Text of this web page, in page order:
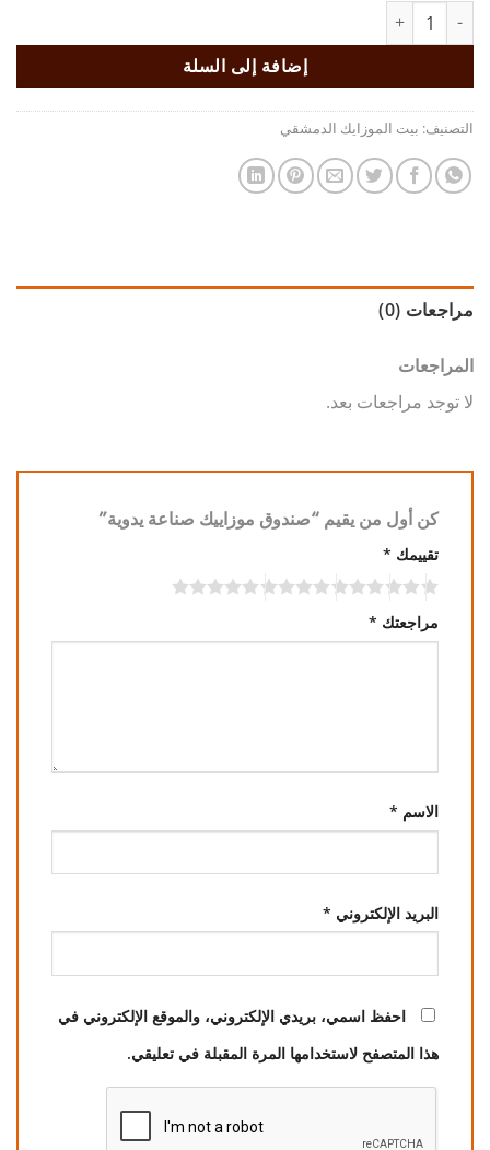
كمية صندوق موزاييك صناعة يدوية
إضافة إلى السلة
التصنيف: بيت الموزايك الدمشقي
مراجعات (0)
المراجعات
لا توجد مراجعات بعد.
كن أول من يقيم “صندوق موزاييك صناعة يدوية”
تقييمك *
مراجعتك *
الاسم *
البريد الإلكتروني *
احفظ اسمي، بريدي الإلكتروني، والموقع الإلكتروني في
هذا المتصفح لاستخدامها المرة المقبلة في تعليقي.